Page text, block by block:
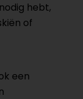
hebt,
of
een